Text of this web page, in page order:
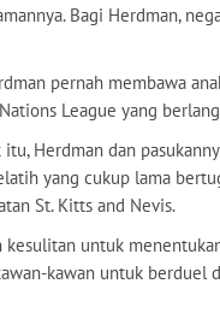
Bagi Herdman,
pernah membawa
League yang
Herdman dan
yang cukup lama
St. Kitts and Nevis.
untuk
kawan untuk berduel